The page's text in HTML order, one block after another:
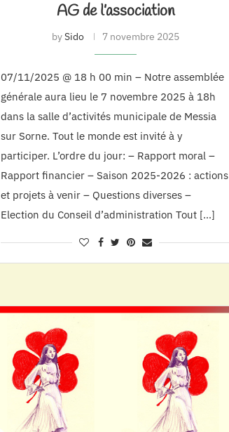
AG de l’association
bySido 7 novembre 2025
07/11/2025 @ 18 h 00 min – Notre assemblée
générale aura lieu le 7 novembre 2025 à 18h
dans la salle d’activités municipale de Messia
sur Sorne. Tout le monde est invité à y
participer. L’ordre du jour: – Rapport moral –
Rapport financier – Saison 2025-2026 : actions
et projets à venir – Questions diverses –
Election du Conseil d’administration Tout […]